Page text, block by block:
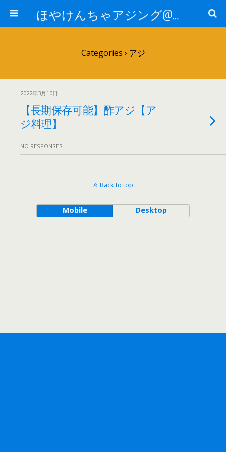
ほやけんちゃアジング@山口
Categories › アジ
2022年3月10日
【長期保存可能】酢アジ【ア
ジ料理】
NO RESPONSES
Back to top
Mobile Desktop